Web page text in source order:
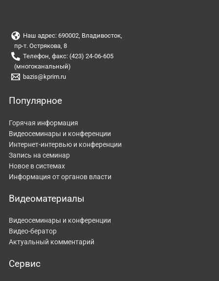
Наш адрес: 690002, Владивосток,
пр-т. Острякова, 8
Телефон, факс: (423) 24-06-605
(многоканальный)
bazis@kprim.ru
Популярное
Горячая информация
Видеосеминары и конференции
Интернет-интервью и конференции
Запись на семинар
Новое в системах
Информация от органов власти
Видеоматериалы
Видеосеминары и конференции
Видео-бератор
Актуальный комментарий
Сервис